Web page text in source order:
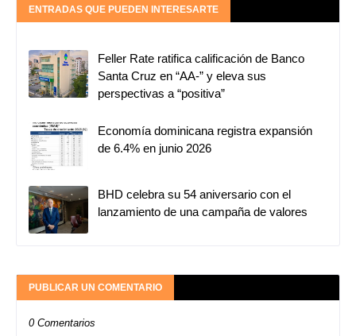
ENTRADAS QUE PUEDEN INTERESARTE
Feller Rate ratifica calificación de Banco
Santa Cruz en “AA-” y eleva sus
perspectivas a “positiva”
Economía dominicana registra expansión
de 6.4% en junio 2026
BHD celebra su 54 aniversario con el
lanzamiento de una campaña de valores
PUBLICAR UN COMENTARIO
0 Comentarios